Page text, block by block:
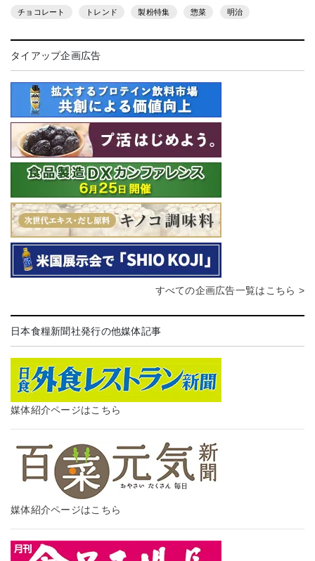
チョコレート トレンド 製粉特集 惣菜 明治
タイアップ企画広告
すべての企画広告一覧はこちら >
日本食糧新聞社発行の他媒体記事
媒体紹介ページはこちら
媒体紹介ページはこちら